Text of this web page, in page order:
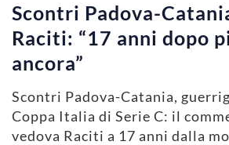
Scontri Padova-
Raciti: “17 anni dopo
ancora”
Scontri Padova-Catania,
Coppa Italia di Serie C: il
vedova Raciti a 17 anni dalla